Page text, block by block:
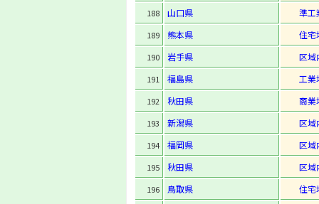
188 山口県 準工
189 熊本県 住宅
190 岩手県 区域
191 福島県 工業
192 秋田県 商業
193 新潟県 区域
194 福岡県 区域
195 秋田県 区域
196 鳥取県
住宅